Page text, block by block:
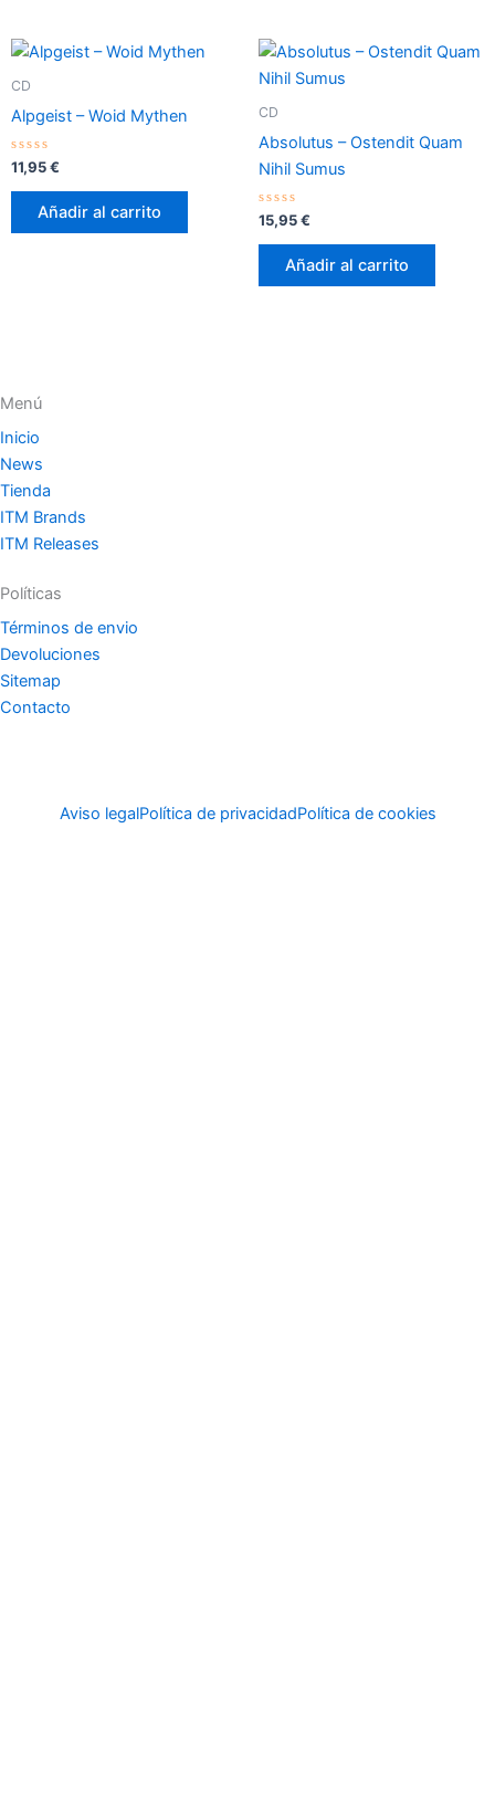
CD
Alpgeist – Woid Mythen
Valorado
con
0
11,95€
Añadir al carrito
CD
Absolutus – Ostendit Quam
Nihil Sumus
Valorado
con
0
15,95€
Añadir al carrito
Menú
Inicio
News
Tienda
ITM Brands
ITM Releases
Políticas
Términos de envio
Devoluciones
Sitemap
Contacto
Aviso legalPolítica de privacidadPolítica de cookies